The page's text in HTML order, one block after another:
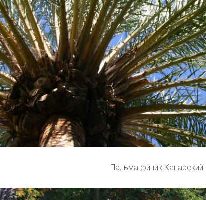
Пальма финик Канарский